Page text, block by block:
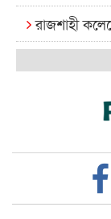
রাজশাহী
কেমন আছে
রাজশাইন
রাজশাহী
এক্সিলেন্স